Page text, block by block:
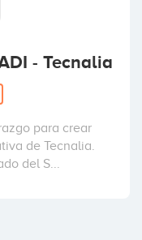
- Tecnalia
para crear
de Tecnalia.
del S...